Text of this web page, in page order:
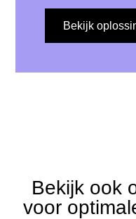
Bekijk
Bekijk ook
voor